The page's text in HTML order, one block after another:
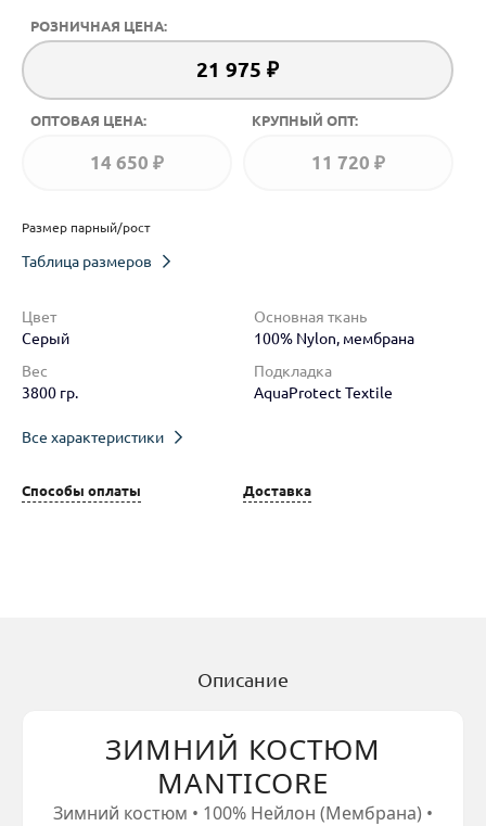
РОЗНИЧНАЯ ЦЕНА:
21 975 ₽
ОПТОВАЯ ЦЕНА:
14 650 ₽
КРУПНЫЙ ОПТ:
11 720 ₽
Размер парный/рост
Таблица размеров
Цвет
Серый
Основная ткань
100% Nylon, мембрана
Вес
3800 гр.
Подкладка
AquaProtect Textile
Все характеристики
Способы оплаты Доставка
Описание
ЗИМНИЙ КОСТЮМ
MANTICORE
Зимний костюм • 100% Нейлон (Мембрана) •